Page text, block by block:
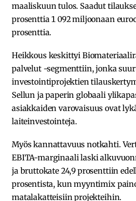
maaliskuun tulos. Saadut
prosenttia 1 092 miljoonaan
prosenttia.
Heikkous keskittyi
palvelut -segmenttiin, jonka
investointiprojektien
Sellun ja paperin globaali
asiakkaiden varovaisuus ovat
laiteinvestointeja.
Myös kannattavuus notkahti.
EBITA-marginaali laski
ja bruttokate 24,9 prosenttiin
prosentista, kun myyntimix
matalakatteisiin projekteihin.